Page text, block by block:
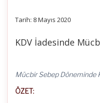
Tarih: 8 Mayıs 2020
KDV İadesinde
Mücbir Sebep Döneminde
ÖZET: